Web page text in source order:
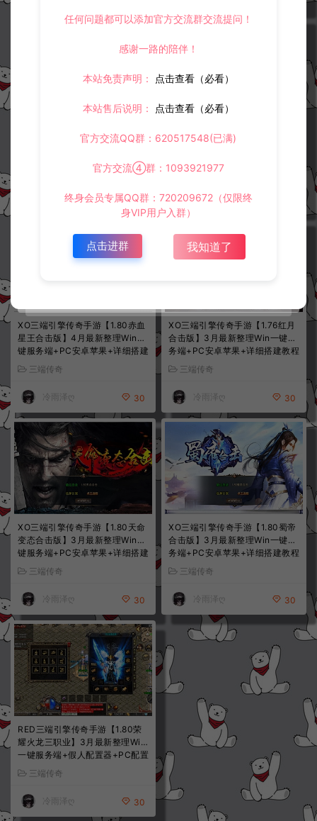
合击版】4月最新整理Win一键服
冷雨泽ღ 30
合击版】4月最新整理Win一键服
+视频教程
三端传奇
冷雨泽ღ
XO三端引擎传奇手游【1.80赤血
星王合击版】4月最新整理Win一
键服务端+PC安卓苹果+详细搭建
教程+视频教程
三端传奇
冷雨泽ღ 30
XO三端引擎传奇手游【1.76红月
合击版】3月最新整理Win一键服
务端+PC安卓苹果+详细搭建教程
+视频教程
三端传奇
冷雨泽ღ 30
XO三端引擎传奇手游【1.80天命
变态合击版】3月最新整理Win一
键服务端+PC安卓苹果+详细搭建
教程+视频教程
三端传奇
冷雨泽ღ 30
XO三端引擎传奇手游【1.80蜀帝
合击版】3月最新整理Win一键服
务端+PC安卓苹果+详细搭建教程
+视频教程
三端传奇
冷雨泽ღ 30
RED三端引擎传奇手游【1.80荣
耀火龙三职业】3月最新整理Win
一键服务端+假人配置器+PC配置
器+PC安卓苹果三端+详细搭建教
三端传奇
冷雨泽ღ 30
任何问题都可以添加官方交流群交流提问！
感谢一路的陪伴！
本站免责声明： 点击查看（必看）
本站售后说明： 点击查看（必看）
官方交流QQ群：620517548(已满)
官方交流④群：1093921977
终身会员专属QQ群：720209672（仅限终
身VIP用户入群）
点击进群 我知道了